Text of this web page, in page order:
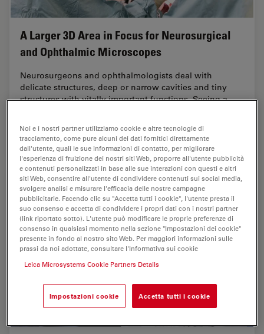
A Larger 3D Area in Focus for Neurosurgical
and Ophthalmic Microscopes
Neurosurgeons and ophthalmologists deal with
delicate structures, deep or narrow cavities and tiny
structures with vitally important functions. Seeing a
Dec 18, 2025 Articolo Neurochirurgia
Noi e i nostri partner utilizziamo cookie e altre tecnologie di
tracciamento, come pure alcuni dei dati fornitici direttamente
dall'utente, quali le sue informazioni di contatto, per migliorare
l'esperienza di fruizione dei nostri siti Web, proporre all'utente pubblicità
e contenuti personalizzati in base alle sue interazioni con questi e altri
siti Web, consentire all'utente di condividere contenuti sui social media,
svolgere analisi e misurare l'efficacia delle nostre campagne
pubblicitarie. Facendo clic su "Accetta tutti i cookie", l'utente presta il
suo consenso e accetta di condividere i propri dati con i nostri partner
(link riportato sotto). L'utente può modificare le proprie preferenze di
consenso in qualsiasi momento nella sezione "Impostazioni dei cookie"
presente in fondo al nostro sito Web. Per maggiori informazioni sulle
prassi da noi adottate, consultare l'Informativa sui cookie
Leica Microsystems Cookie Partners Details
Impostazioni cookie Accetta tutti i cookie